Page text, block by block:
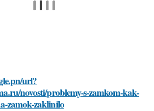
url?
novosti/problemy-s-zamkom-kak-
zamok-zaklinilo